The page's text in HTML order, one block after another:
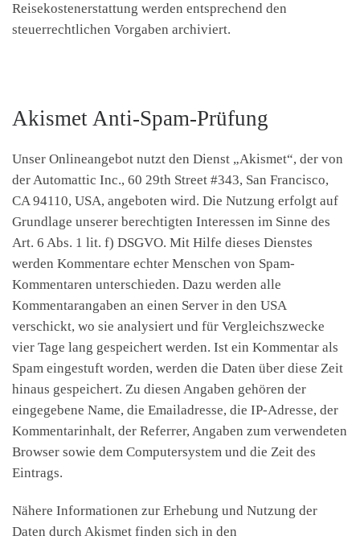
Reisekostenerstattung werden entsprechend den
steuerrechtlichen Vorgaben archiviert.
Akismet Anti-Spam-Prüfung
Unser Onlineangebot nutzt den Dienst „Akismet“, der von
der Automattic Inc., 60 29th Street #343, San Francisco,
CA 94110, USA, angeboten wird. Die Nutzung erfolgt auf
Grundlage unserer berechtigten Interessen im Sinne des
Art. 6 Abs. 1 lit. f) DSGVO. Mit Hilfe dieses Dienstes
werden Kommentare echter Menschen von Spam-
Kommentaren unterschieden. Dazu werden alle
Kommentarangaben an einen Server in den USA
verschickt, wo sie analysiert und für Vergleichszwecke
vier Tage lang gespeichert werden. Ist ein Kommentar als
Spam eingestuft worden, werden die Daten über diese Zeit
hinaus gespeichert. Zu diesen Angaben gehören der
eingegebene Name, die Emailadresse, die IP-Adresse, der
Kommentarinhalt, der Referrer, Angaben zum verwendeten
Browser sowie dem Computersystem und die Zeit des
Eintrags.
Nähere Informationen zur Erhebung und Nutzung der
Daten durch Akismet finden sich in den